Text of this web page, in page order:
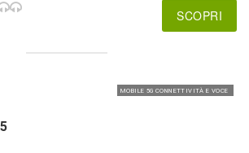
SCOPRI
MOBILE 5G CONNETTIVITÀ E VOCE